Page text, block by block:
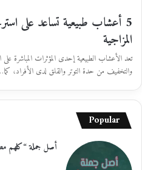
5 أعشاب طبيعية تساعد على
المزاجية
تعد الأعشاب الطبیعیة إحدى المؤثرات المباشرة
والتخفیف من حدة التوتر والقلق لدى الأفراد،
Popular
أصل جملة “كلهم